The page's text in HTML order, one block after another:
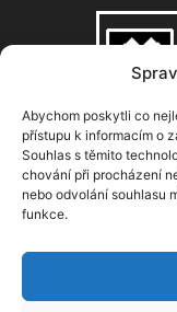
Abychom poskytli co
přístupu k informacím o
Souhlas s těmito
chování při procházení
nebo odvolání souhlasu
funkce.